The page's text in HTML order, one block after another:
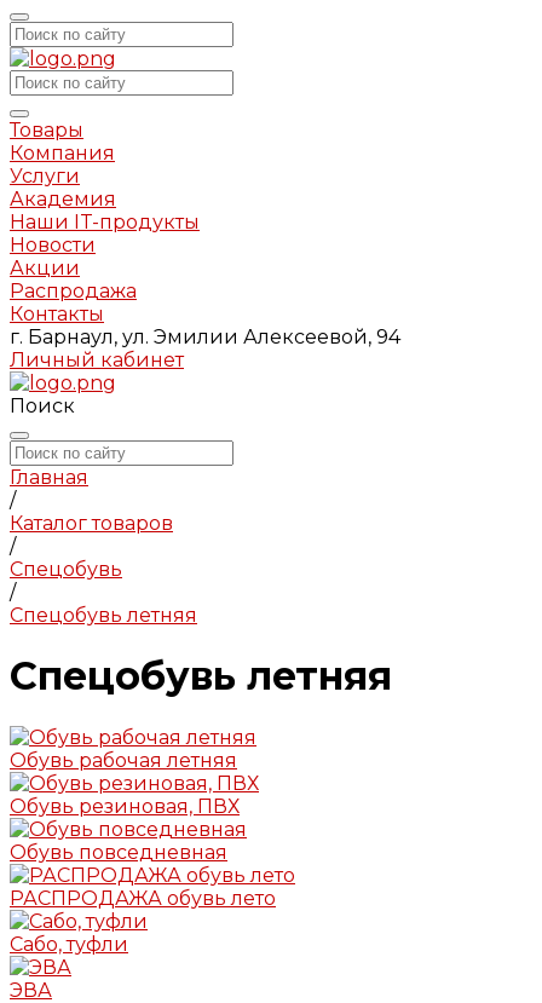
Товары
Компания
Услуги
Академия
Наши IT-продукты
Новости
Акции
Распродажа
Контакты
г. Барнаул, ул. Эмилии Алексеевой, 94
Личный кабинет
Поиск
Главная
/
Каталог товаров
/
Спецобувь
/
Спецобувь летняя
Спецобувь летняя
Обувь рабочая летняя
Обувь резиновая, ПВХ
Обувь повседневная
РАСПРОДАЖА обувь лето
Сабо, туфли
ЭВА